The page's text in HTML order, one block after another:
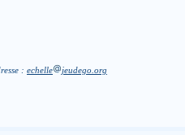
: echelle
jeudego.org